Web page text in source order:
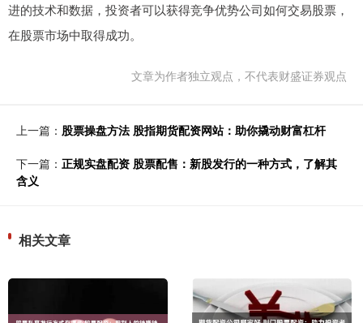
进的技术和数据，投资者可以获得竞争优势公司如何交易股票，
在股票市场中取得成功。
文章为作者独立观点，不代表财盛证券观点
上一篇： 股票操盘方法 股指期货配资网站：助你撬动财富杠杆
下一篇： 正规实盘配资 股票配售：新股发行的一种方式，了解其
含义
相关文章